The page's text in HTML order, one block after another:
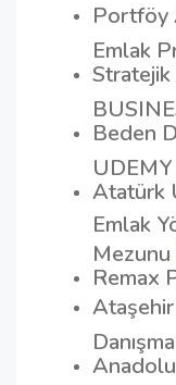
Portföy
Emlak
Beden
Atatürk
Emlak
Mezunu
Remax